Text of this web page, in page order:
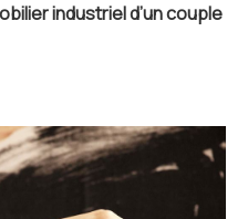
industriel d’un couple